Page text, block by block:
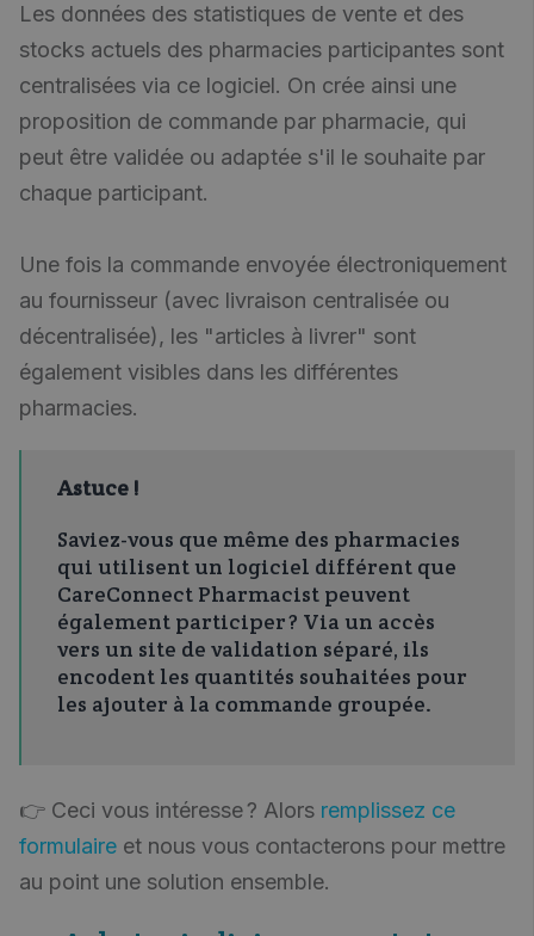
Les données des statistiques de vente et des
stocks actuels des pharmacies participantes sont
centralisées via ce logiciel. On crée ainsi une
proposition de commande par pharmacie, qui
peut être validée ou adaptée s'il le souhaite par
chaque participant.
Une fois la commande envoyée électroniquement
au fournisseur (avec livraison centralisée ou
décentralisée), les "articles à livrer" sont
également visibles dans les différentes
pharmacies.
Astuce !
Saviez-vous que même des pharmacies
qui utilisent un logiciel différent que
CareConnect Pharmacist peuvent
également participer ? Via un accès
vers un site de validation séparé, ils
encodent les quantités souhaitées pour
les ajouter à la commande groupée.
👉 Ceci vous intéresse ? Alors remplissez ce
formulaire et nous vous contacterons pour mettre
au point une solution ensemble.